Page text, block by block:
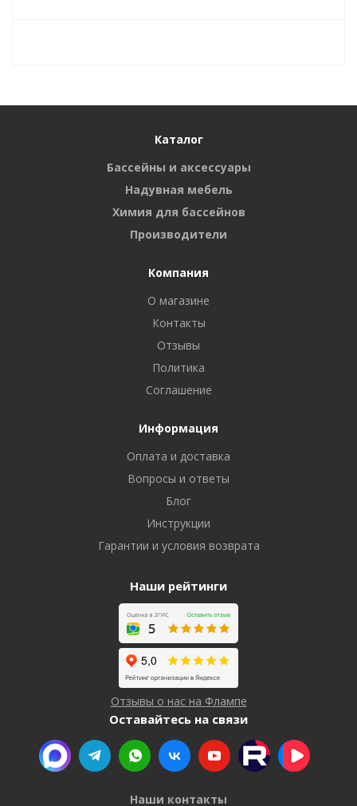
Каталог
Бассейны и аксессуары
Надувная мебель
Химия для бассейнов
Производители
Компания
О магазине
Контакты
Отзывы
Политика
Соглашение
Информация
Оплата и доставка
Вопросы и ответы
Блог
Инструкции
Гарантии и условия возврата
Наши рейтинги
Отзывы о нас на Флампе
Оставайтесь на связи
Наши контакты